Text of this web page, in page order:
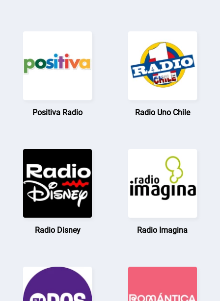
Positiva Radio Radio Uno Chile
Radio Disney Radio Imagina